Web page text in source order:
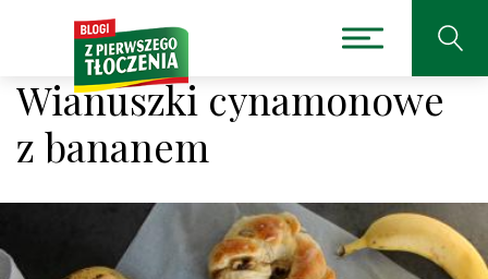
Wianuszki cynamonowe
z bananem